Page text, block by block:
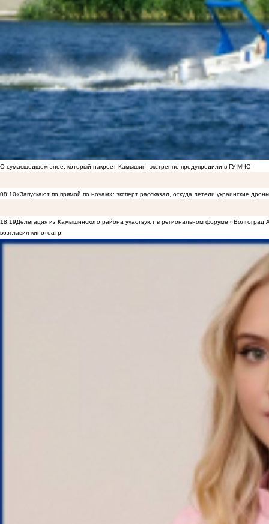
О сумасшедшем зное, который накроет Камышин, экстренно предупредили в ГУ МЧС
08:10«Запускают по прямой по ночам»: эксперт рассказал, откуда летели украинские
18:19Делегация из Камышинского района участвуют в региональном форуме «Волгоград
возглавил кинотеатр